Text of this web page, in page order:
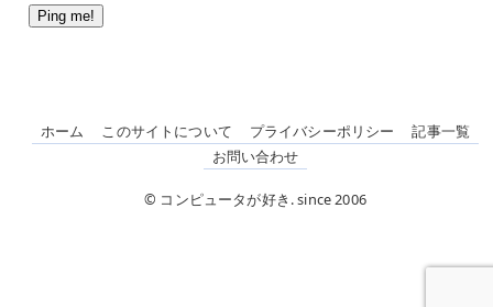
ホーム このサイトについて プライバシーポリシー
記事一覧
お問い合わせ
© コンピュータが好き. since 2006